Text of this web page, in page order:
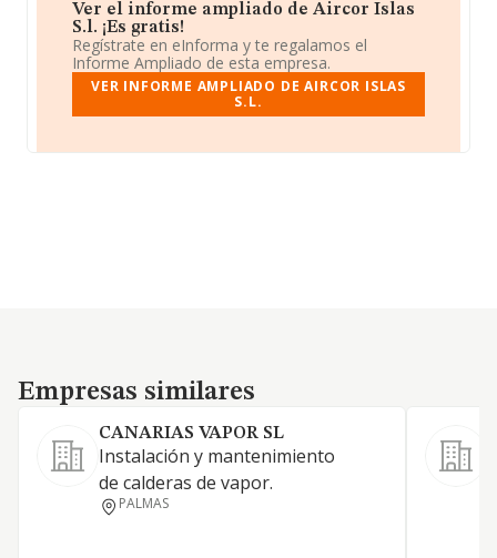
Ver el informe ampliado de Aircor Islas
S.l. ¡Es gratis!
Regístrate en eInforma y te regalamos el
Informe Ampliado de esta empresa.
VER INFORME AMPLIADO DE AIRCOR ISLAS
S.L.
Empresas similares
Empresas similares
CANARIAS VAPOR SL
Instalación y mantenimiento
de calderas de vapor.
PALMAS